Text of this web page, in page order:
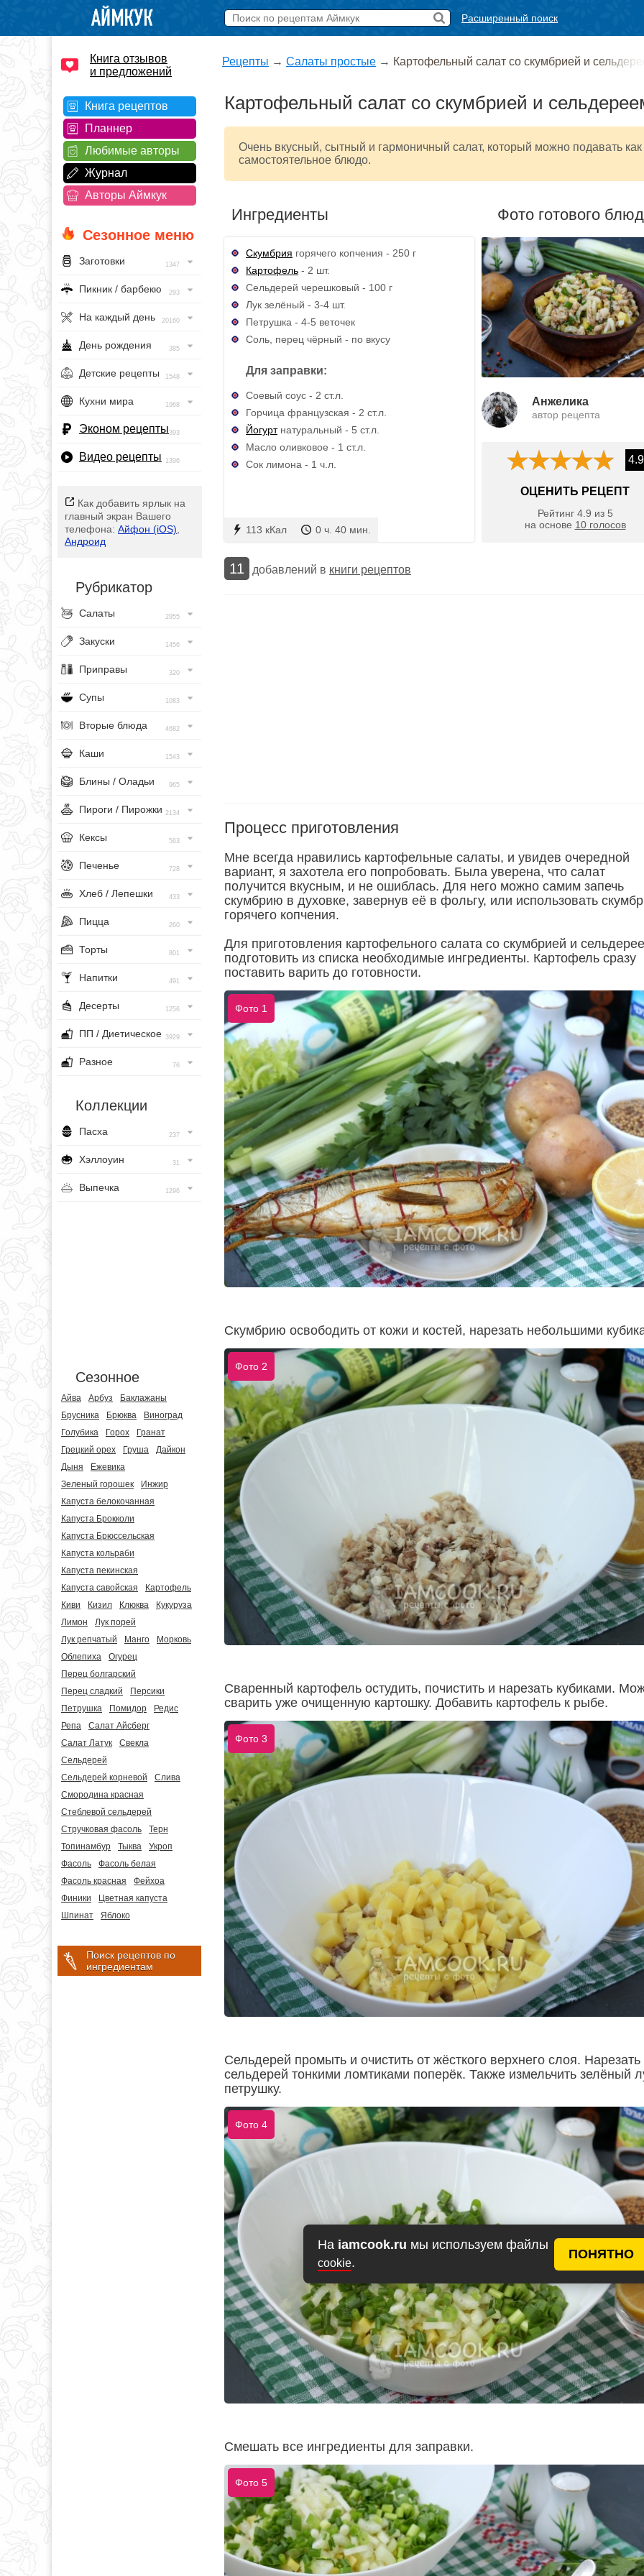
На iamcook.ru мы используем файлы
cookie.
ПОНЯТНО
Расширенный поиск
Книга отзывов
и предложений
Книга рецептов
Планнер
Любимые авторы
Журнал
Авторы Аймкук
Сезонное меню
Заготовки 1347
Пикник / барбекю 293
На каждый день 20160
День рождения 385
Детские рецепты 1548
Кухни мира 1968
Эконом рецепты393
Видео рецепты 1396
Как добавить ярлык на
главный экран Вашего
телефона: Айфон (iOS)
Андроид
Рубрикатор
Салаты 2955
Закуски 1456
Приправы 320
Супы 1083
Вторые блюда 4682
Каши 1543
Блины / Оладьи 965
Пироги / Пирожки 2134
Кексы 563
Печенье 728
Хлеб / Лепешки 433
Пицца 260
Торты 801
Напитки 491
Десерты 1256
ПП / Диетическое 3929
Разное 76
Коллекции
Пасха 237
Хэллоуин 31
Выпечка 1296
Сезонное
Айва Арбуз
Баклажаны
Брусника
Брюква
Виноград
Голубика
Горох
Гранат
Грецкий орех
Груша
Дайкон
Дыня
Ежевика
Зеленый горошек
Инжир
Капуста белокочанная
Капуста Брокколи
Капуста Брюссельская
Капуста кольраби
Капуста пекинская
Капуста савойская
Картофель
Киви
Кизил Клюква
Кукуруза
Лимон
Лук порей
Лук репчатый
Манго
Морковь
Облепиха
Огурец
Перец болгарский
Перец сладкий
Персики
Петрушка
Помидор
Редис
Репа
Салат Айсберг
Салат Латук
Свекла
Сельдерей
Сельдерей корневой
Слива
Смородина красная
Стеблевой сельдерей
Стручковая фасоль
Терн
Топинамбур
Тыква
Укроп
Фасоль
Фасоль белая
Фасоль красная
Фейхоа
Финики
Цветная капуста
Шпинат
Яблоко
Поиск рецептов по
ингредиентам
Рецепты → Салаты простые → Картофельный салат со скумбрией и
Картофельный салат со скумбрией и
Очень вкусный, сытный и гармоничный салат, который можно подавать как
самостоятельное блюдо.
Ингредиенты
Скумбрия горячего копчения - 250 г
Картофель - 2 шт.
Сельдерей черешковый - 100 г
Лук зелёный - 3-4 шт.
Петрушка - 4-5 веточек
Соль, перец чёрный - по вкусу
Для заправки:
Соевый соус - 2 ст.л.
Горчица французская - 2 ст.л.
Йогуртнатуральный - 5 ст.л.
Масло оливковое - 1 ст.л.
Сок лимона - 1 ч.л.
113 кКал 0 ч. 40 мин.
Фото готового
Анжелика
автор рецепта
4.9
ОЦЕНИТЬ РЕЦЕПТ
Рейтинг 4.9 из 5
на основе 10голосов
11 добавлений в книги рецептов
Процесс приготовления
Мне всегда нравились картофельные салаты, и увидев очередной
вариант, я захотела его попробовать. Была уверена, что салат
получится вкусным, и не ошиблась. Для него можно самим запечь
скумбрию в духовке, завернув её в фольгу, или использовать
горячего копчения.
Для приготовления картофельного салата со скумбрией и
подготовить из списка необходимые ингредиенты. Картофель сразу
поставить варить до готовности.
Фото 1
Скумбрию освободить от кожи и костей, нарезать небольшими
Фото 2
Сваренный картофель остудить, почистить и нарезать кубиками.
сварить уже очищенную картошку. Добавить картофель к рыбе.
Фото 3
Сельдерей промыть и очистить от жёсткого верхнего слоя. Нарезать
сельдерей тонкими ломтиками поперёк. Также измельчить зелёный
петрушку.
Фото 4
Смешать все ингредиенты для заправки.
Фото 5